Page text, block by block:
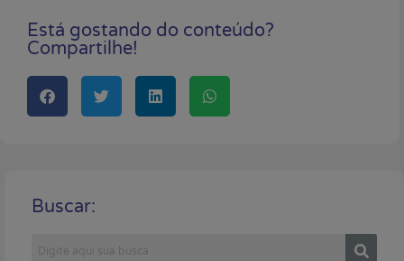
Está gostando do conteúdo?
Compartilhe!
Buscar: